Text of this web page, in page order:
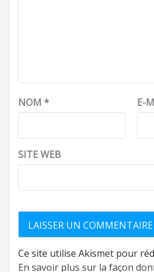
NOM * E-
SITE WEB
Ce site utilise Akismet pour
En savoir plus sur la façon